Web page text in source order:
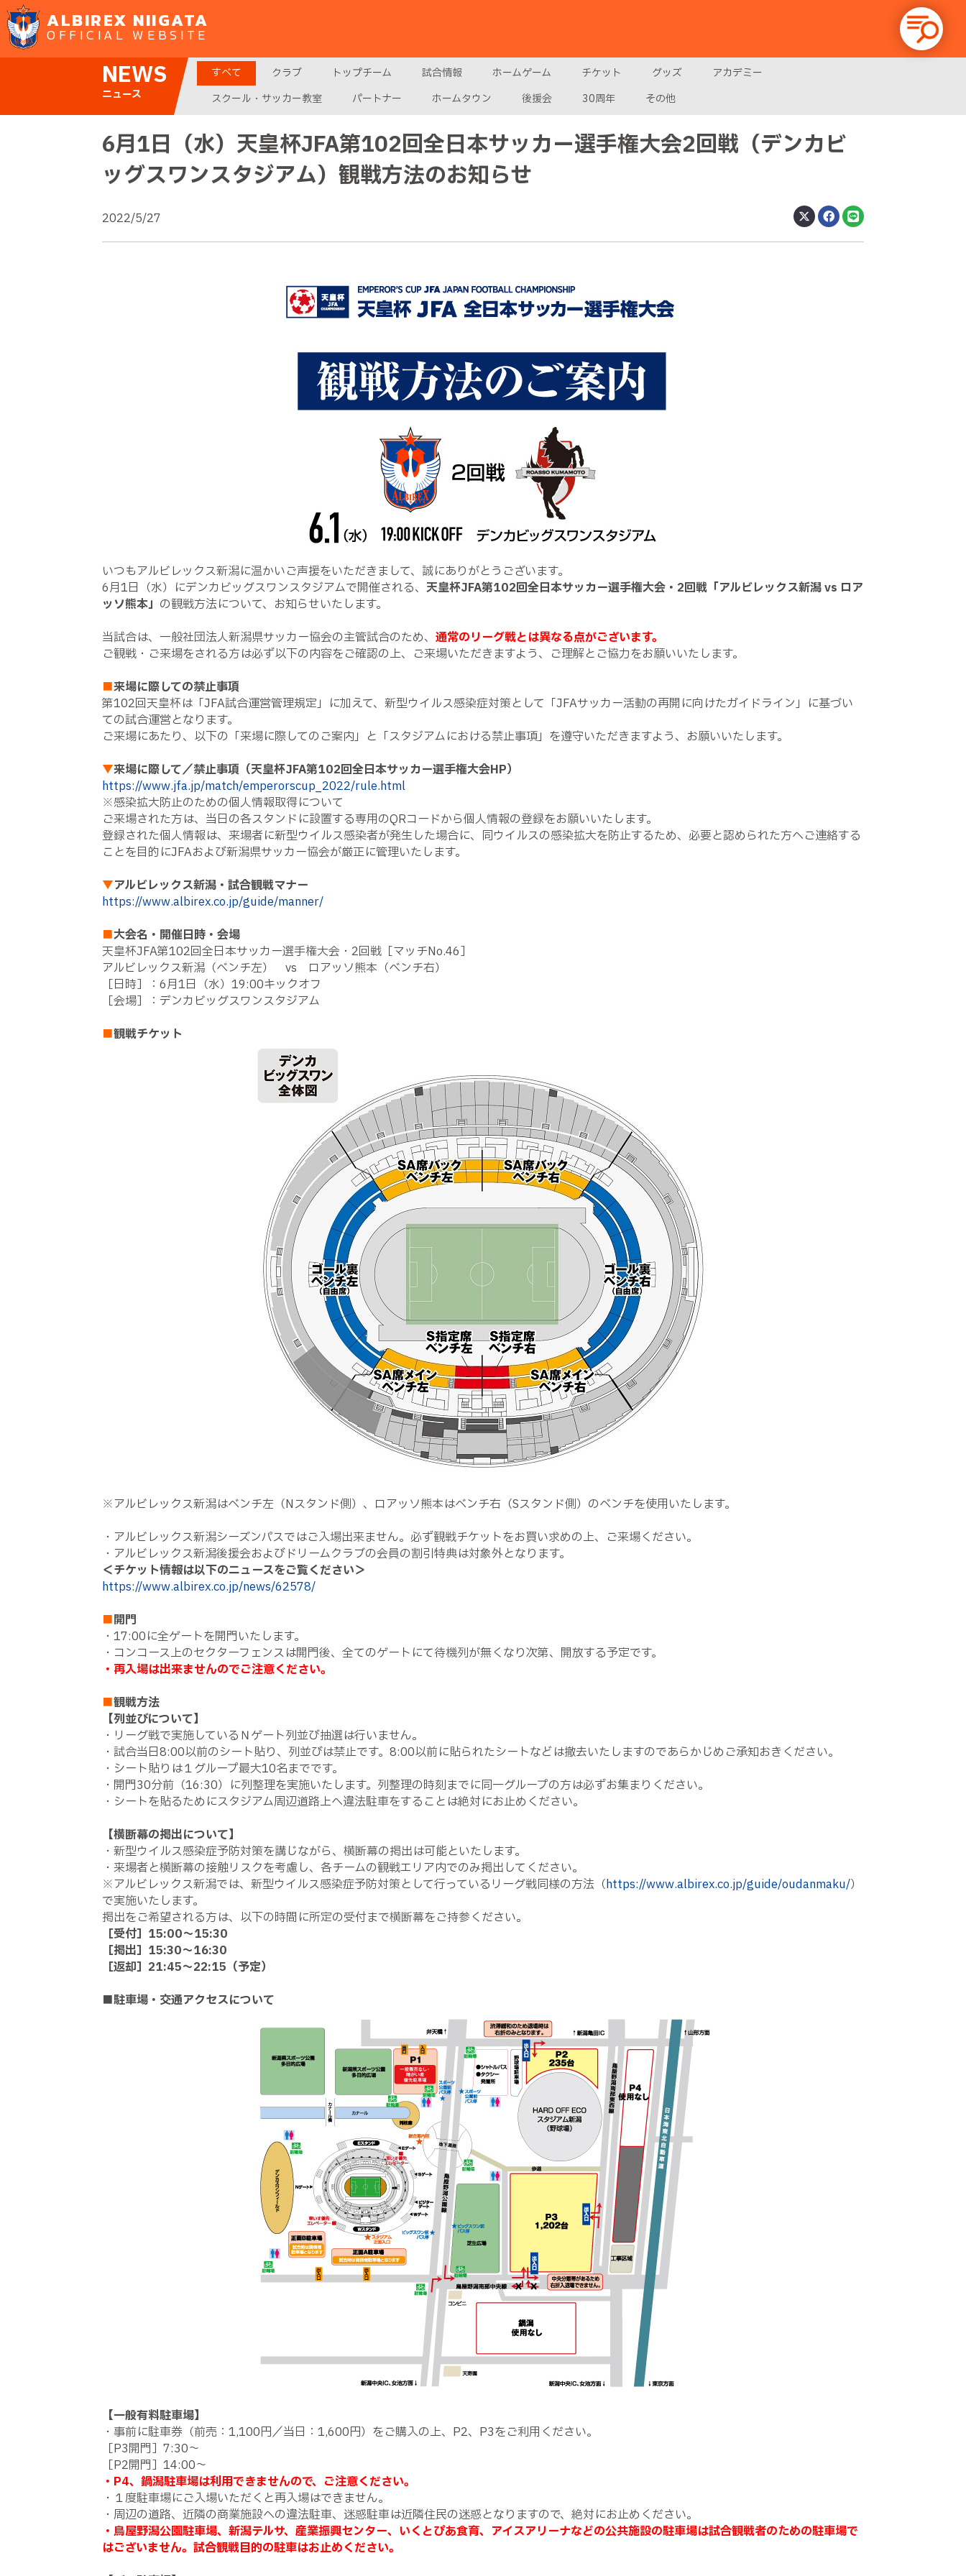
ALBIREX NIIGATA
OFFICIAL WEBSITE
NEWS
ニュース
すべて クラブ トップチーム 試合情報 ホームゲーム チケット グッズ
アカデミー
スクール・サッカー教室
パートナー ホームタウン 後援会 30周年 その他
6月1日（水）天皇杯JFA第102回全日本サッカー選手権大会2回戦（デンカビ
ッグスワンスタジアム）観戦方法のお知らせ
2022/5/27
いつもアルビレックス新潟に温かいご声援をいただきまして、誠にありがとうございます。
6月1日（水）にデンカビッグスワンスタジアムで開催される、 天皇杯JFA第102回全日本サッカー選手権大会・2回戦「アルビレックス新潟 vs ロア
ッソ熊本」 の観戦方法について、お知らせいたします。
当試合は、一般社団法人新潟県サッカー協会の主管試合のため、 通常のリーグ戦とは異なる点がございます。
ご観戦・ご来場をされる方は必ず以下の内容をご確認の上、ご来場いただきますよう、ご理解とご協力をお願いいたします。
■来場に際しての禁止事項
第102回天皇杯は「JFA試合運営管理規定」に加えて、新型ウイルス感染症対策として「JFAサッカー活動の再開に向けたガイドライン」に基づい
ての試合運営となります。
ご来場にあたり、以下の「来場に際してのご案内」と「スタジアムにおける禁止事項」を遵守いただきますよう、お願いいたします。
▼来場に際して／禁止事項（天皇杯JFA第102回全日本サッカー選手権大会HP）
https://www.jfa.jp/match/emperorscup_2022/rule.html
※感染拡大防止のための個人情報取得について
ご来場された方は、当日の各スタンドに設置する専用のQRコードから個人情報の登録をお願いいたします。
登録された個人情報は、来場者に新型ウイルス感染者が発生した場合に、同ウイルスの感染拡大を防止するため、必要と認められた方へご連絡する
ことを目的にJFAおよび新潟県サッカー協会が厳正に管理いたします。
▼アルビレックス新潟・試合観戦マナー
https://www.albirex.co.jp/guide/manner/
■大会名・開催日時・会場
天皇杯JFA第102回全日本サッカー選手権大会・2回戦［マッチNo.46］
アルビレックス新潟（ベンチ左） vs ロアッソ熊本（ベンチ右）
［日時］：6月1日（水）19:00キックオフ
［会場］：デンカビッグスワンスタジアム
■観戦チケット
※アルビレックス新潟はベンチ左（Nスタンド側）、ロアッソ熊本はベンチ右（Sスタンド側）のベンチを使用いたします。
・アルビレックス新潟シーズンパスではご入場出来ません。必ず観戦チケットをお買い求めの上、ご来場ください。
・アルビレックス新潟後援会およびドリームクラブの会員の割引特典は対象外となります。
＜チケット情報は以下のニュースをご覧ください＞
https://www.albirex.co.jp/news/62578/
■開門
・17:00に全ゲートを開門いたします。
・コンコース上のセクターフェンスは開門後、全てのゲートにて待機列が無くなり次第、開放する予定です。
・再入場は出来ませんのでご注意ください。
■観戦方法
【列並びについて】
・リーグ戦で実施しているＮゲート列並び抽選は行いません。
・試合当日8:00以前のシート貼り、列並びは禁止です。8:00以前に貼られたシートなどは撤去いたしますのであらかじめご承知おきください。
・シート貼りは１グループ最大10名までです。
・開門30分前（16:30）に列整理を実施いたします。列整理の時刻までに同一グループの方は必ずお集まりください。
・シートを貼るためにスタジアム周辺道路上へ違法駐車をすることは絶対にお止めください。
【横断幕の掲出について】
・新型ウイルス感染症予防対策を講じながら、横断幕の掲出は可能といたします。
・来場者と横断幕の接触リスクを考慮し、各チームの観戦エリア内でのみ掲出してください。
※アルビレックス新潟では、新型ウイルス感染症予防対策として行っているリーグ戦同様の方法（https://www.albirex.co.jp/guide/oudanmaku/）
で実施いたします。
掲出をご希望される方は、以下の時間に所定の受付まで横断幕をご持参ください。
［受付］15:00～15:30
［掲出］15:30～16:30
［返却］21:45～22:15（予定）
■駐車場・交通アクセスについて
【一般有料駐車場】
・事前に駐車券（前売：1,100円／当日：1,600円）をご購入の上、P2、P3をご利用ください。
［P3開門］7:30～
［P2開門］14:00～
・P4、鍋潟駐車場は利用できませんので、ご注意ください。
・１度駐車場にご入場いただくと再入場はできません。
・周辺の道路、近隣の商業施設への違法駐車、迷惑駐車は近隣住民の迷惑となりますので、絶対にお止めください。
・鳥屋野潟公園駐車場、新潟テルサ、産業振興センター、いくとぴあ食育、アイスアリーナなどの公共施設の駐車場は試合観戦者のための駐車場で
はございません。試合観戦目的の駐車はお止めください。